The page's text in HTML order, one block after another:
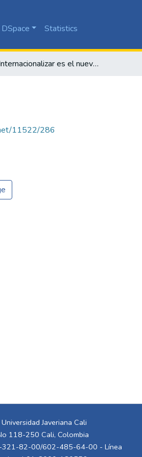
Statistics
Internacionalizar es el nuevo reto
11522/286
Javeriana Cali
118-250 Cali, Colombia
321-82-00/602-485-64-00 - Línea